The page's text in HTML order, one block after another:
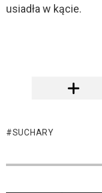
usiadła w kącie.
SUCHARY